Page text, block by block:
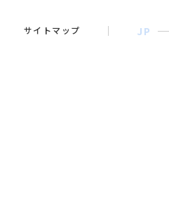
サイトマップ JP